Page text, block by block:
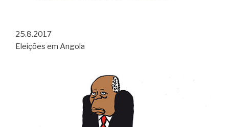
25.8.2017
Eleições em Angola